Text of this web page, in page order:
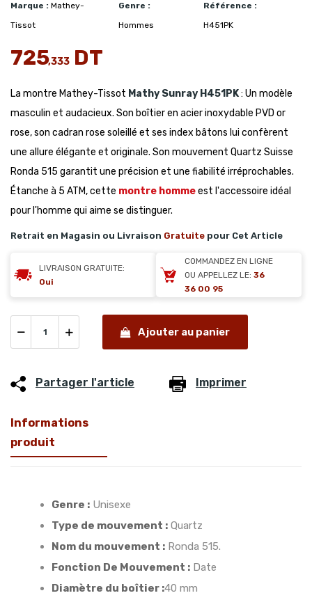
Marque : Mathey-
Tissot
Genre :
Hommes
Référence :
H451PK
725,333 DT
La montre Mathey-Tissot Mathy Sunray H451PK: Un modèle
masculin et audacieux. Son boîtier en acier inoxydable PVD or
rose, son cadran rose soleillé et ses index bâtons lui confèrent
une allure élégante et originale. Son mouvement Quartz Suisse
Ronda 515 garantit une précision et une fiabilité irréprochables.
Étanche à 5 ATM, cette montre hommeest l'accessoire idéal
pour l'homme qui aime se distinguer.
Retrait en Magasin ou Livraison Gratuite pour Cet Article
LIVRAISON GRATUITE:
Oui
COMMANDEZ EN LIGNE
OU APPELLEZ LE: 36
36 00 95
Ajouter au panier
Partager l'article Imprimer
Informations
produit
Genre : Unisexe
Type de mouvement : Quartz
Nom du mouvement : Ronda 515.
Fonction De Mouvement : Date
Diamètre du boîtier :40 mm